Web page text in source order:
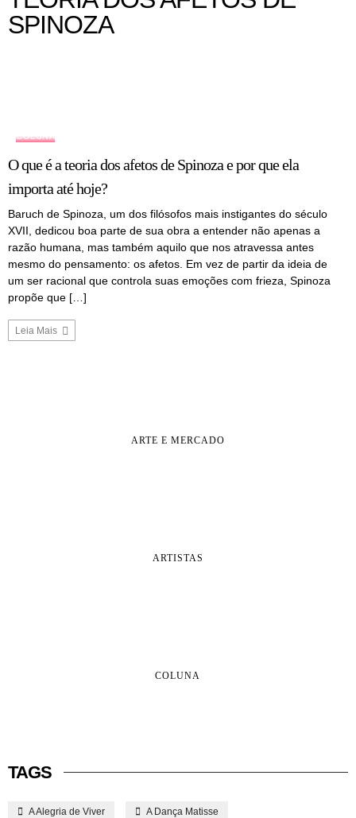
SPINOZA
COLUNA
O que é a teoria dos afetos de Spinoza e por que ela
importa até hoje?
Baruch de Spinoza, um dos filósofos mais instigantes do século
XVII, dedicou boa parte de sua obra a entender não apenas a
razão humana, mas também aquilo que nos atravessa antes
mesmo do pensamento: os afetos. Em vez de partir da ideia de
um ser racional que controla suas emoções com frieza, Spinoza
propõe que […]
Leia Mais
ARTE E MERCADO
ARTISTAS
COLUNA
TAGS
A Alegria de Viver A Dança Matisse